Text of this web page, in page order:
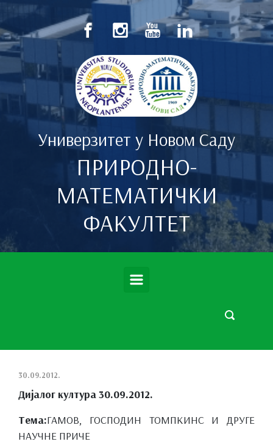
Скип то маин цонтент
Универзитет у Новом Саду
ПРИРОДНО-
МАТЕМАТИЧКИ
ФАКУЛТЕТ
30.09.2012.
Дијалог култура 30.09.2012.
Тема:ГАМОВ, ГОСПОДИН ТОМПКИНС И ДРУГЕ
НАУЧНЕ ПРИЧЕ